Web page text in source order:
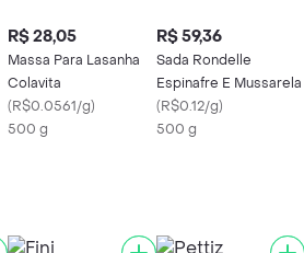
R$ 28,05
Massa Para Lasanha
Colavita
(R$0.0561/g)
500 g
R$ 59,36
Sada Rondelle
Espinafre E Mussarela
(R$0.12/g)
500 g